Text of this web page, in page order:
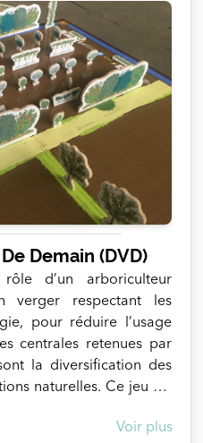
Voir plus
Demain (DVD)
d’un arboriculteur
verger respectant les
pour réduire l’usage
centrales retenues par
la diversification des
Ce jeu est
avancé), de découvrir, de